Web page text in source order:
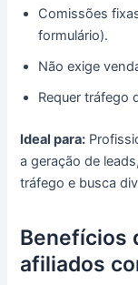
Comissões
formulário).
Não exige
Requer tráfego
Ideal para:
a geração de
tráfego e busca
Benefícios
afiliados